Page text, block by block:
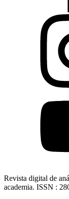
Revista digital de
academia. ISSN :